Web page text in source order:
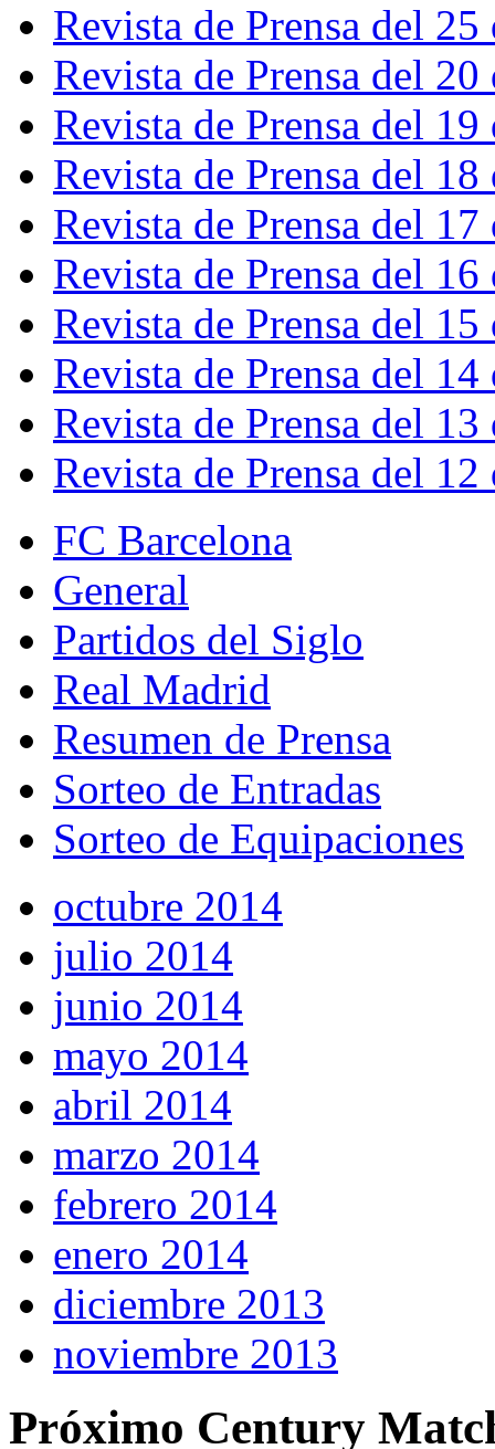
Revista de Prensa del
Revista de Prensa del
Revista de Prensa del
Revista de Prensa del
Revista de Prensa del
Revista de Prensa del
Revista de Prensa del
Revista de Prensa del
Revista de Prensa del
Revista de Prensa del
FC Barcelona
General
Partidos del Siglo
Real Madrid
Resumen de Prensa
Sorteo de Entradas
Sorteo de Equipaciones
octubre 2014
julio 2014
junio 2014
mayo 2014
abril 2014
marzo 2014
febrero 2014
enero 2014
diciembre 2013
noviembre 2013
Próximo Century